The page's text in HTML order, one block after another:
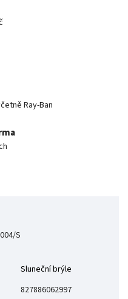
Ray-Ban
S
Sluneční brýle
827886062997